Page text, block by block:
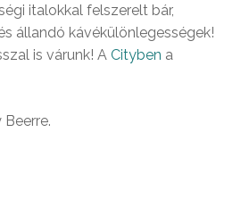
italokkal felszerelt bár,
állandó kávékülönlegességek!
is várunk! A Cityben a